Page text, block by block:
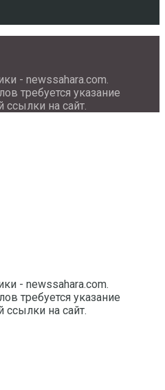
- newssahara.com.
требуется указание
ссылки на сайт.
- newssahara.com.
требуется указание
ссылки на сайт.